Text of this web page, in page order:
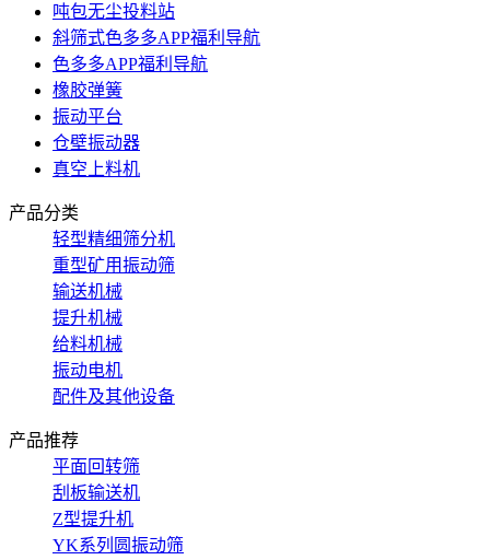
吨包无尘投料站
斜筛式色多多APP福利导航
色多多APP福利导航
橡胶弹簧
振动平台
仓壁振动器
真空上料机
产品分类
轻型精细筛分机
重型矿用振动筛
输送机械
提升机械
给料机械
振动电机
配件及其他设备
产品推荐
平面回转筛
刮板输送机
Z型提升机
YK系列圆振动筛